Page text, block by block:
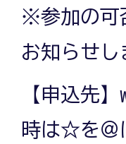
※参加の可
お知らせし
【申込先
時は☆を＠